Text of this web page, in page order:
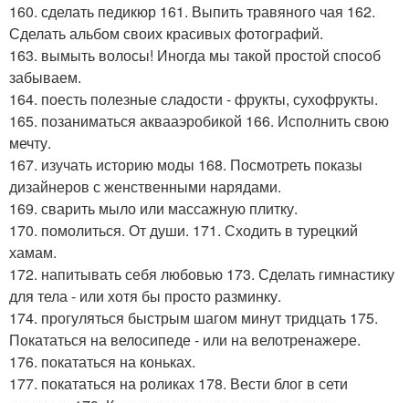
160. сделать педикюр 161. Выпить травяного чая 162.
Сделать альбом своих красивых фотографий.
163. вымыть волосы! Иногда мы такой простой способ
забываем.
164. поесть полезные сладости - фрукты, сухофрукты.
165. позаниматься аквааэробикой 166. Исполнить свою
мечту.
167. изучать историю моды 168. Посмотреть показы
дизайнеров с женственными нарядами.
169. сварить мыло или массажную плитку.
170. помолиться. От души. 171. Сходить в турецкий
хамам.
172. напитывать себя любовью 173. Сделать гимнастику
для тела - или хотя бы просто разминку.
174. прогуляться быстрым шагом минут тридцать 175.
Покататься на велосипеде - или на велотренажере.
176. покататься на коньках.
177. покататься на роликах 178. Вести блог в сети